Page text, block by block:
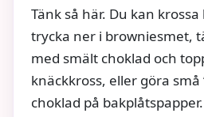
Tänk så här. Du kan
trycka ner i browniesmet,
med smält choklad och
knäckkross, eller göra små
choklad på